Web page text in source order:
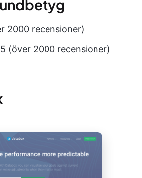
2000 recensioner)
(över 2000 recensioner)